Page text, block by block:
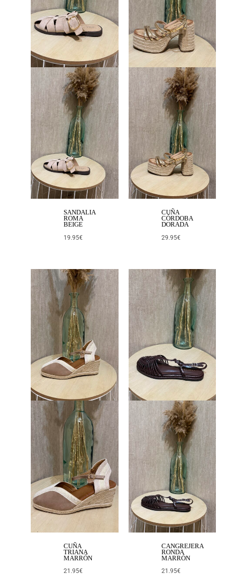
SANDALIA
ROMA
BEIGE
19.95€
CUÑA
CÓRDOBA
DORADA
29.95€
CUÑA
TRIANA
MARRÓN
21.95€
CANGREJERA
RONDA
MARRÓN
21.95€